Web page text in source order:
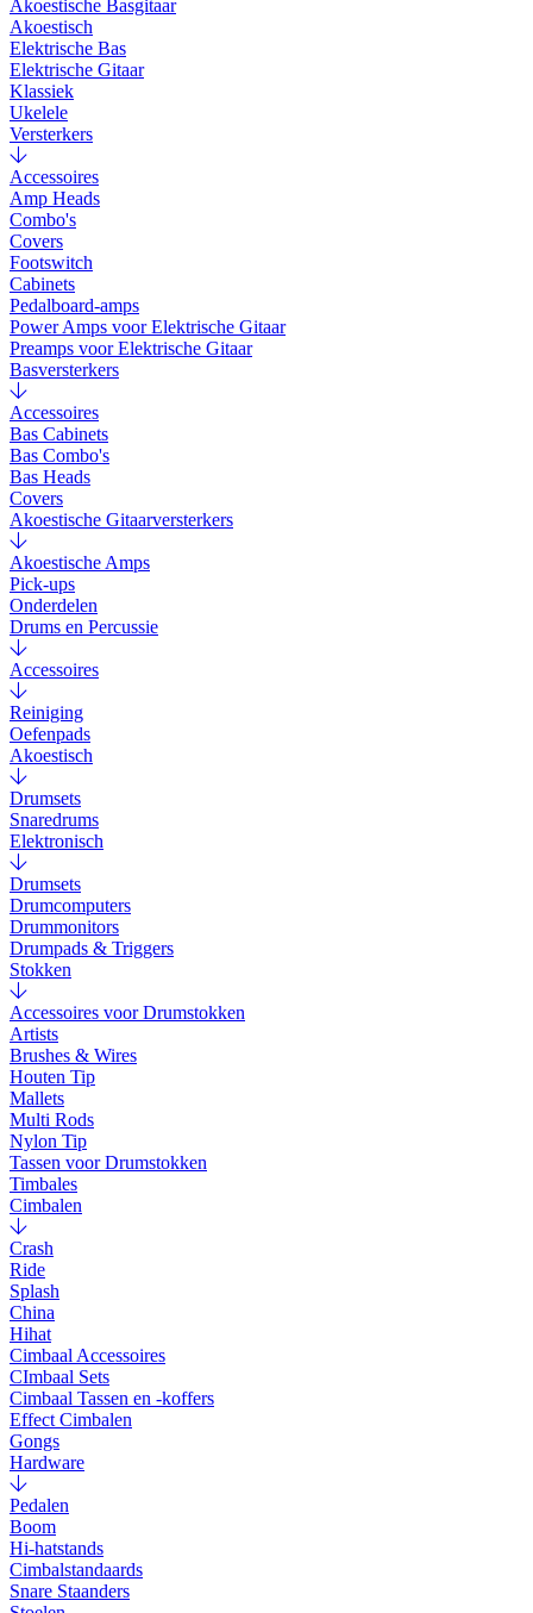
Akoestische Basgitaar
Akoestisch
Elektrische Bas
Elektrische Gitaar
Klassiek
Ukelele
Versterkers
Accessoires
Amp Heads
Combo's
Covers
Footswitch
Cabinets
Pedalboard-amps
Power Amps voor Elektrische Gitaar
Preamps voor Elektrische Gitaar
Basversterkers
Accessoires
Bas Cabinets
Bas Combo's
Bas Heads
Covers
Akoestische Gitaarversterkers
Akoestische Amps
Pick-ups
Onderdelen
Drums en Percussie
Accessoires
Reiniging
Oefenpads
Akoestisch
Drumsets
Snaredrums
Elektronisch
Drumsets
Drumcomputers
Drummonitors
Drumpads & Triggers
Stokken
Accessoires voor Drumstokken
Artists
Brushes & Wires
Houten Tip
Mallets
Multi Rods
Nylon Tip
Tassen voor Drumstokken
Timbales
Cimbalen
Crash
Ride
Splash
China
Hihat
Cimbaal Accessoires
CImbaal Sets
Cimbaal Tassen en -koffers
Effect Cimbalen
Gongs
Hardware
Pedalen
Boom
Hi-hatstands
Cimbalstandaards
Snare Staanders